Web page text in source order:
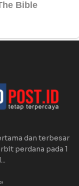
dan terbesar
perdana pada 1